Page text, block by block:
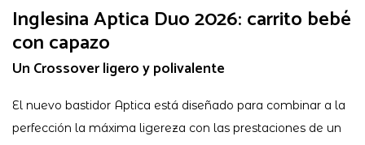
Inglesina Aptica Duo 2026: carrito bebé
con capazo
Un Crossover ligero y polivalente
El nuevo bastidor Aptica está diseñado para combinar a la
perfección la máxima ligereza con las prestaciones de un